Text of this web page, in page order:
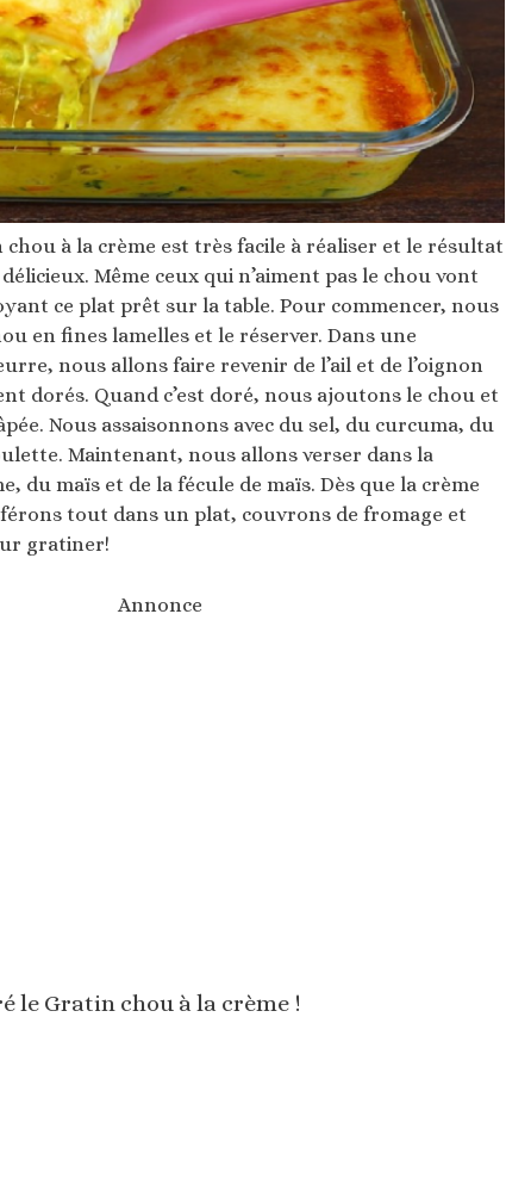
à la crème est très facile à réaliser et le résultat
Même ceux qui n’aiment pas le chou vont
ce plat prêt sur la table. Pour commencer, nous
en fines lamelles et le réserver. Dans une
nous allons faire revenir de l’ail et de l’oignon
dorés. Quand c’est doré, nous ajoutons le chou et
Nous assaisonnons avec du sel, du curcuma, du
Maintenant, nous allons verser dans la
du maïs et de la fécule de maïs. Dès que la crème
tout dans un plat, couvrons de fromage et
gratiner!
Annonce
le Gratin chou à la crème !